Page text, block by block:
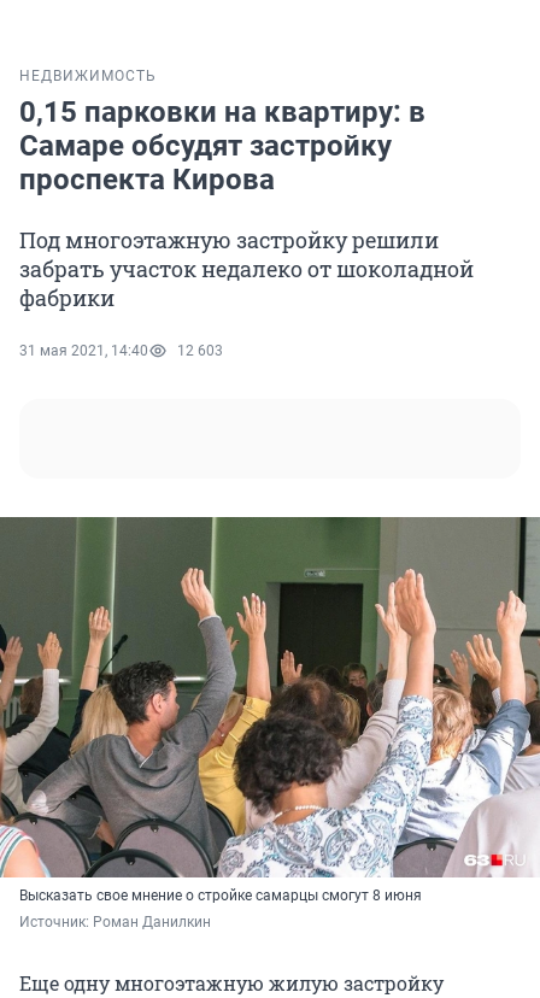
НЕДВИЖИМОСТЬ
0,15 парковки на квартиру: в
Самаре обсудят застройку
проспекта Кирова
Под многоэтажную застройку решили
забрать участок недалеко от шоколадной
фабрики
31 мая 2021, 14:40 12 603
Высказать свое мнение о стройке самарцы смогут 8 июня
Источник: Роман Данилкин
Еще одну многоэтажную жилую застройку